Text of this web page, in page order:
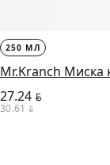
250 МЛ
Mr.Kranch Миска
27.24 BYN
30.61 BYN